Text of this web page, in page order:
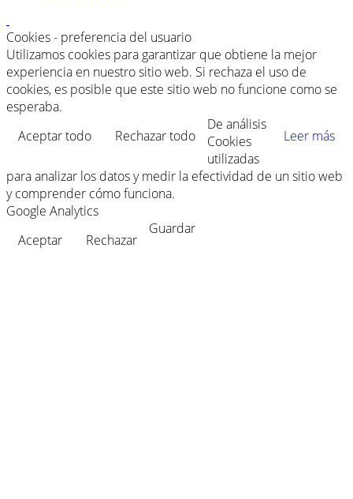
Cookies - preferencia del usuario
Utilizamos cookies para garantizar que obtiene la mejor
experiencia en nuestro sitio web. Si rechaza el uso de
cookies, es posible que este sitio web no funcione como se
esperaba.
Aceptar todo
Rechazar todo Leer más
De análisis
Cookies
utilizadas
para analizar los datos y medir la efectividad de un sitio web
y comprender cómo funciona.
Google Analytics
Aceptar
Rechazar
Guardar